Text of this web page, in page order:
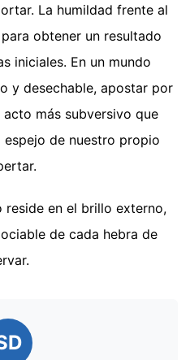
La humildad frente al
obtener un resultado
iniciales. En un mundo
y desechable, apostar por
más subversivo que
de nuestro propio
reside en el brillo externo,
de cada hebra de